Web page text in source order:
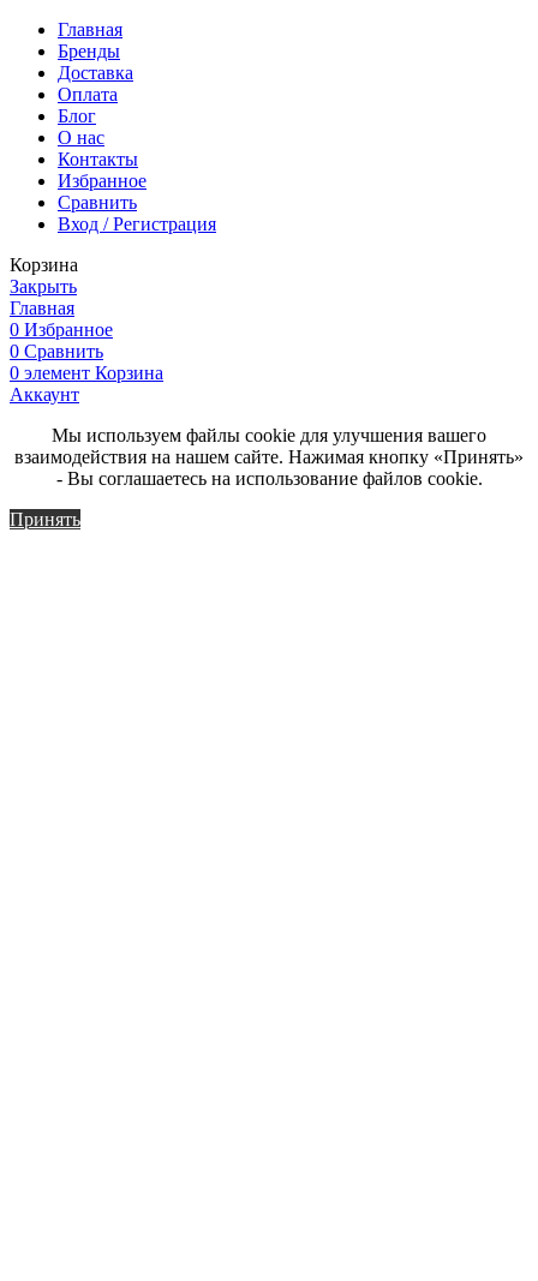
Главная
Бренды
Доставка
Оплата
Блог
О нас
Контакты
Избранное
Сравнить
Вход / Регистрация
Корзина
Закрыть
Главная
0 Избранное
0 Сравнить
0 элемент Корзина
Аккаунт
Мы используем файлы cookie для улучшения вашего
взаимодействия на нашем сайте. Нажимая кнопку «Принять»
- Вы соглашаетесь на использование файлов cookie.
Принять